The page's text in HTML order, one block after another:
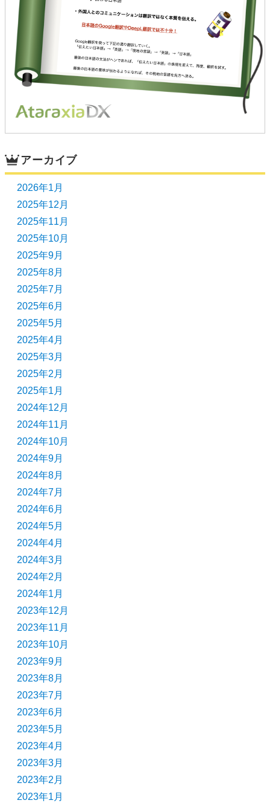
アーカイブ
2026年1月
2025年12月
2025年11月
2025年10月
2025年9月
2025年8月
2025年7月
2025年6月
2025年5月
2025年4月
2025年3月
2025年2月
2025年1月
2024年12月
2024年11月
2024年10月
2024年9月
2024年8月
2024年7月
2024年6月
2024年5月
2024年4月
2024年3月
2024年2月
2024年1月
2023年12月
2023年11月
2023年10月
2023年9月
2023年8月
2023年7月
2023年6月
2023年5月
2023年4月
2023年3月
2023年2月
2023年1月